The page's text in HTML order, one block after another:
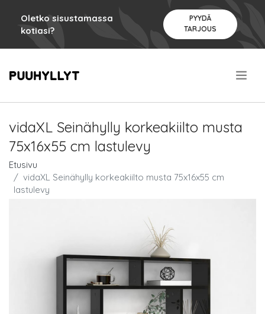
Oletko sisustamassa
kotiasi?
PYYDÄ
TARJOUS
vidaXL Seinähylly korkeakiilto musta
75x16x55 cm lastulevy
Etusivu
vidaXL Seinähylly korkeakiilto musta 75x16x55 cm
lastulevy